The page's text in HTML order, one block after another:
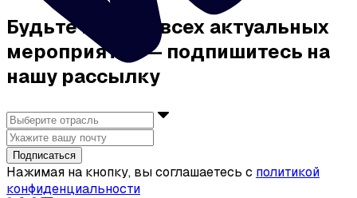
Будьте в курсе всех актуальных
мероприятий — подпишитесь на
нашу рассылку
Подписаться
Нажимая на кнопку, вы соглашаетесь с политикой
конфиденциальности